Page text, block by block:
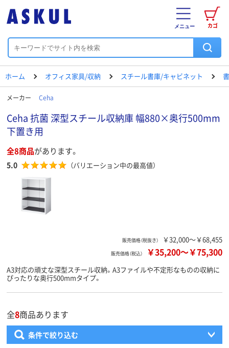
カゴ
メニュー
ホーム オフィス家具/収納 スチール書庫/キャビネット
メーカー Ceha
Ceha 抗菌 深型スチール収納庫 幅880×奥行500mm
下置き用
全8商品があります。
5.0 （バリエーション中の最高値）
販売価格（税抜き） ￥32,000～￥68,455
販売価格（税込） ￥35,200～￥75,300
A3対応の頑丈な深型スチール収納。A3ファイルや不定形なものの収納に
ぴったりな奥行500mmタイプ。
全8商品あります
条件で絞り込む